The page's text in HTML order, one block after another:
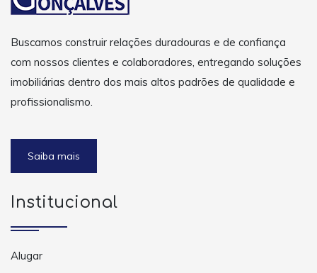
Buscamos construir relações duradouras e de confiança
com nossos clientes e colaboradores, entregando soluções
imobiliárias dentro dos mais altos padrões de qualidade e
profissionalismo.
Saiba mais
Institucional
Alugar